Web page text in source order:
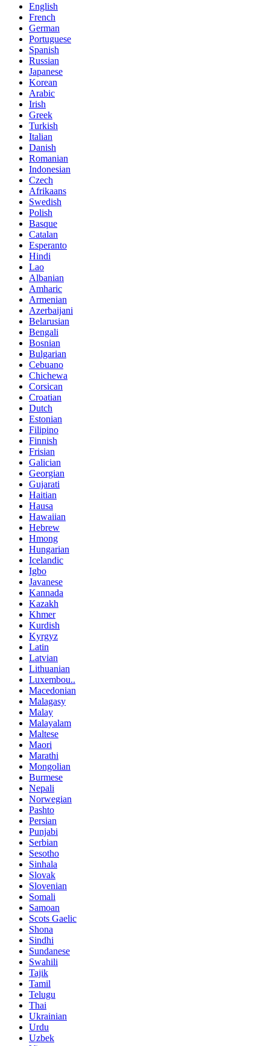
English
French
German
Portuguese
Spanish
Russian
Japanese
Korean
Arabic
Irish
Greek
Turkish
Italian
Danish
Romanian
Indonesian
Czech
Afrikaans
Swedish
Polish
Basque
Catalan
Esperanto
Hindi
Lao
Albanian
Amharic
Armenian
Azerbaijani
Belarusian
Bengali
Bosnian
Bulgarian
Cebuano
Chichewa
Corsican
Croatian
Dutch
Estonian
Filipino
Finnish
Frisian
Galician
Georgian
Gujarati
Haitian
Hausa
Hawaiian
Hebrew
Hmong
Hungarian
Icelandic
Igbo
Javanese
Kannada
Kazakh
Khmer
Kurdish
Kyrgyz
Latin
Latvian
Lithuanian
Luxembou..
Macedonian
Malagasy
Malay
Malayalam
Maltese
Maori
Marathi
Mongolian
Burmese
Nepali
Norwegian
Pashto
Persian
Punjabi
Serbian
Sesotho
Sinhala
Slovak
Slovenian
Somali
Samoan
Scots Gaelic
Shona
Sindhi
Sundanese
Swahili
Tajik
Tamil
Telugu
Thai
Ukrainian
Urdu
Uzbek